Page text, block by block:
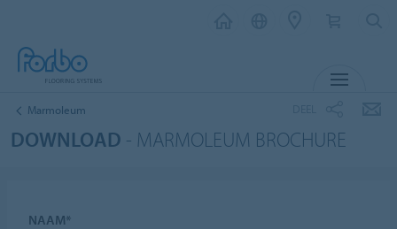
Marmoleum
DOWNLOAD - MARMOLEUM BROCHURE
NAAM*